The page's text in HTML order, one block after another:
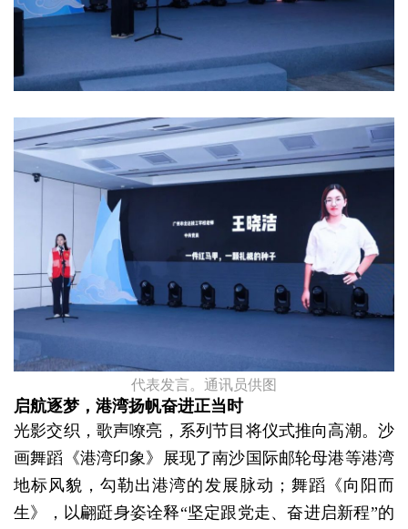
代表发言。通讯员供图
启航逐梦，港湾扬帆奋进正当时
光影交织，歌声嘹亮，系列节目将仪式推向高潮。沙
画舞蹈《港湾印象》展现了南沙国际邮轮母港等港湾
地标风貌，勾勒出港湾的发展脉动；舞蹈《向阳而
生》，以翩跹身姿诠释“坚定跟党走、奋进启新程”的